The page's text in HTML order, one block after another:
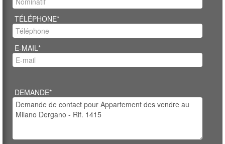
TÉLÉPHONE*
E-MAIL*
DEMANDE*